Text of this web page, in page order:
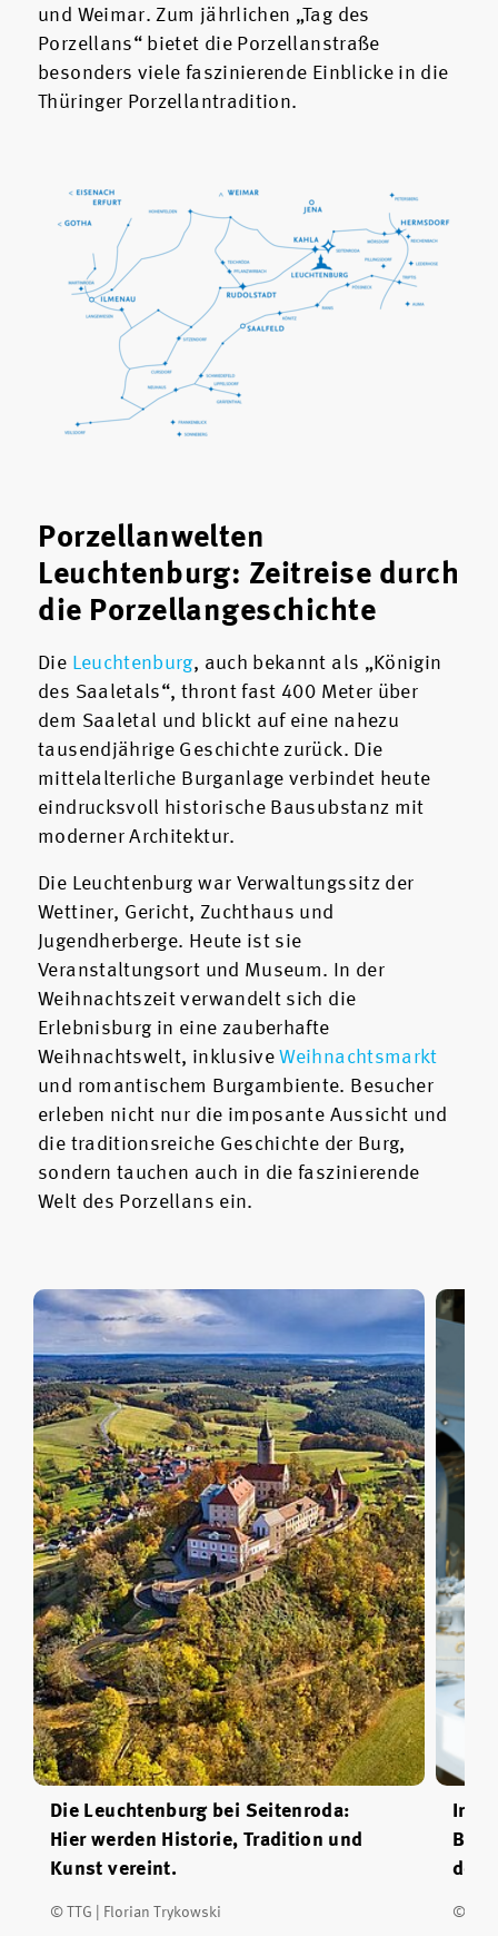
und Weimar. Zum jährlichen „Tag des
Porzellans“ bietet die Porzellanstraße
besonders viele faszinierende Einblicke in die
Thüringer Porzellantradition.
Porzellanwelten
Leuchtenburg: Zeitreise durch
die Porzellangeschichte
Die Leuchtenburg, auch bekannt als „Königin
des Saaletals“, thront fast 400 Meter über
dem Saaletal und blickt auf eine nahezu
tausendjährige Geschichte zurück. Die
mittelalterliche Burganlage verbindet heute
eindrucksvoll historische Bausubstanz mit
moderner Architektur.
Die Leuchtenburg war Verwaltungssitz der
Wettiner, Gericht, Zuchthaus und
Jugendherberge. Heute ist sie
Veranstaltungsort und Museum. In der
Weihnachtszeit verwandelt sich die
Erlebnisburg in eine zauberhafte
Weihnachtswelt, inklusiveWeihnachtsmarkt
und romantischem Burgambiente. Besucher
erleben nicht nur die imposante Aussicht und
die traditionsreiche Geschichte der Burg,
sondern tauchen auch in die faszinierende
Welt des Porzellans ein.
Die Leuchtenburg bei Seitenroda:
Hier werden Historie, Tradition und
Kunst vereint.
© TTG | Florian Trykowski
In
des
©